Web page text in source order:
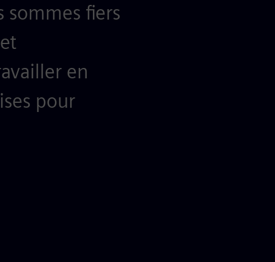
sommes fiers
en
pour